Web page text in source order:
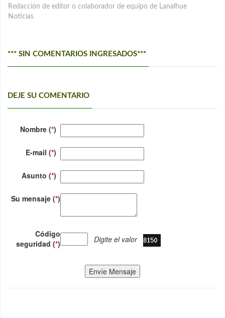
Redacción de editor o colaborador de equipo de Lanalhue
Noticias
*** SIN COMENTARIOS INGRESADOS***
DEJE SU COMENTARIO
Nombre (*)
E-mail (*)
Asunto (*)
Su mensaje (*)
Código
seguridad (*) Digite el valor
Envíe Mensaje